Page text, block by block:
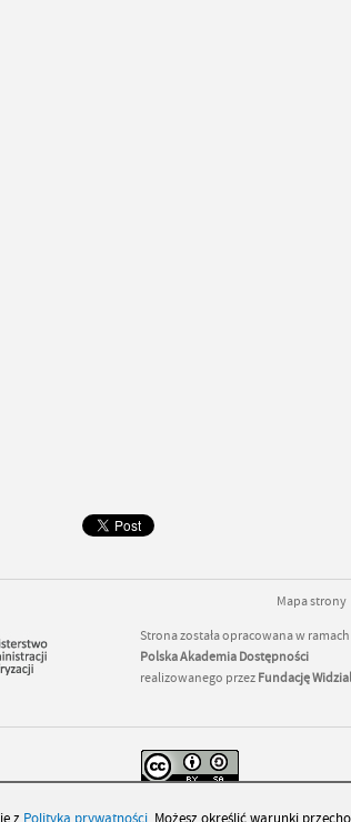
Mapa strony
Strona została opracowana w
Polska Akademia Dostępności
realizowanego przez Fundację